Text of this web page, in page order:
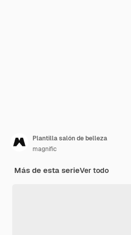
Plantilla salón de belleza
magnific
Más de esta serieVer todo